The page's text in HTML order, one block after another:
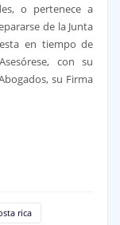
o pertenece a
de la Junta
en tiempo de
con su
su Firma
rica